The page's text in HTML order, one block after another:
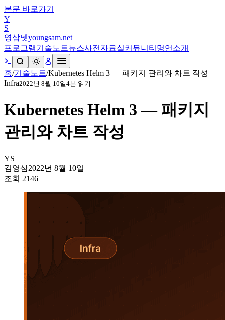
본문 바로가기
Y
S
영삼넷youngsam.net
프로그램기술노트뉴스사전 자료실커뮤니티 명언 소개
홈/기술노트/Kubernetes Helm 3 — 패키지 관리와 차트 작성
Infra2022년 8월 10일4분 읽기
Kubernetes Helm 3 — 패키지
관리와 차트 작성
YS
김영삼2022년 8월 10일
조회 2146